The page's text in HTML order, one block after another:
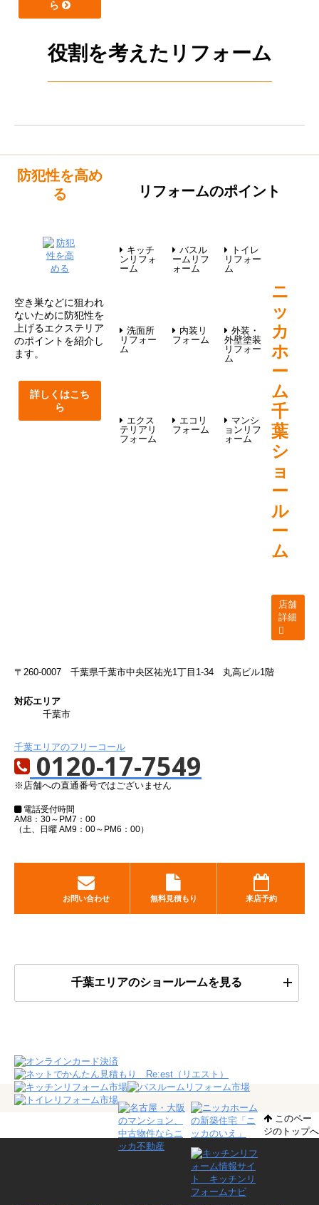
ら
役割を考えたリフォーム
防犯性を高め
る
空き巣などに狙われ
ないために防犯性を
上げるエクステリア
のポイントを紹介し
ます。
詳しくはこち
ら
リフォームのポイント
キッチ
ンリフォ
ーム
バスル
ームリフ
ォーム
トイレ
リフォー
ム
洗面所
リフォー
ム
内装リ
フォーム
外装・
外壁塗装
リフォー
ム
エクス
テリアリ
フォーム
エコリ
フォーム
マンシ
ョンリフ
ォーム
ニ
ッ
カ
ホ
ー
ム
千
葉
シ
ョ
ー
ル
ー
ム
店舗
詳細
〒260-0007 千葉県千葉市中央区祐光1丁目1-34 丸高ビル1階
対応エリア
千葉市
千葉エリアのフリーコール
0120-17-7549
※店舗への直通番号ではございません
電話受付時間
AM8：30～PM7：00
（土、日曜 AM9：00～PM6：00）
お問い合わせ 無料見積もり 来店予約
千葉エリアのショールームを見る
このペー
ジのトップへ